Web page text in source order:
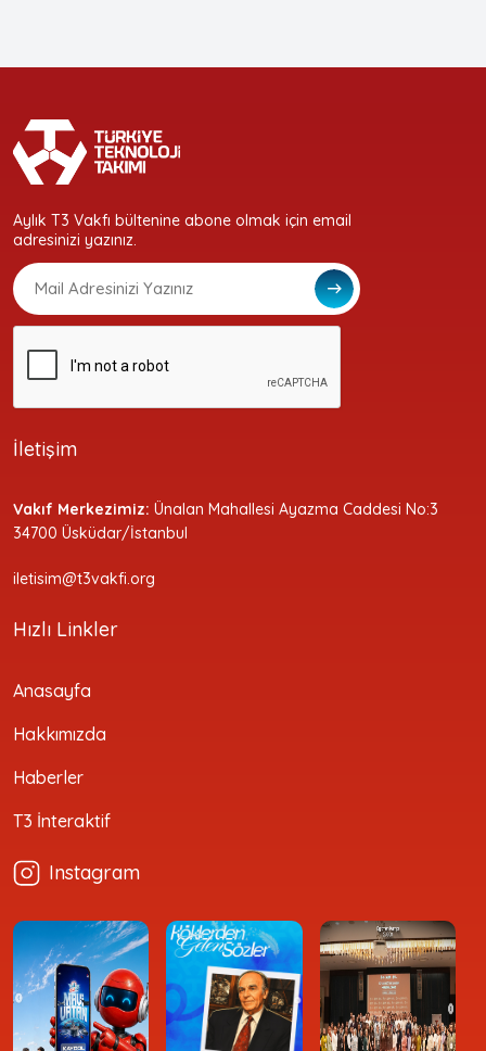
Aylık T3 Vakfı bültenine abone olmak için email
adresinizi yazınız.
İletişim
Vakıf Merkezimiz: Ünalan Mahallesi Ayazma Caddesi No:3
34700 Üsküdar/İstanbul
iletisim@t3vakfi.org
Hızlı Linkler
Anasayfa
Hakkımızda
Haberler
T3 İnteraktif
Instagram